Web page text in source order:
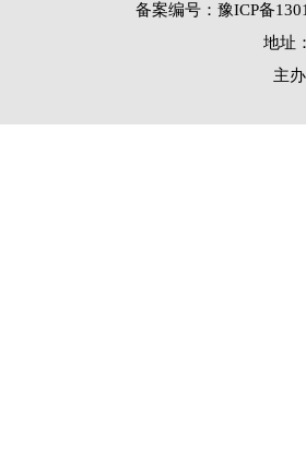
备案编号：豫ICP备
地址
主